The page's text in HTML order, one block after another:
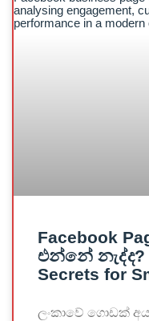
Facebook
එන්නේ නැද්ද?
Secrets for
ලංකාවේ ගොඩක්